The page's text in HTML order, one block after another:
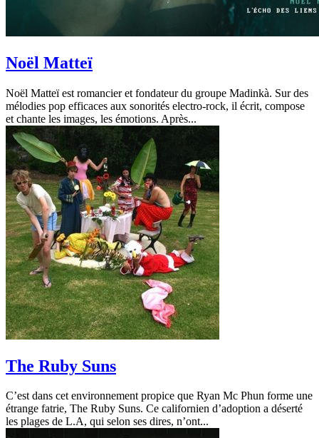
Noël Matteï
Noël Matteï est romancier et fondateur du groupe Madinkà. Sur des
mélodies pop efficaces aux sonorités electro-rock, il écrit, compose
et chante les images, les émotions. Après...
The Ruby Suns
C’est dans cet environnement propice que Ryan Mc Phun forme une
étrange fatrie, The Ruby Suns. Ce californien d’adoption a déserté
les plages de L.A, qui selon ses dires, n’ont...